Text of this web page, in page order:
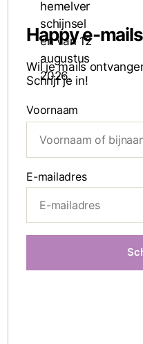
Happy e-
Wil je mails
Schrijf je in!
Voornaam
E-mailadres